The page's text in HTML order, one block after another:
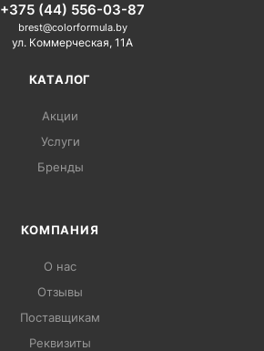
+375 (44) 556-03-87
brest@colorformula.by
ул. Коммерческая, 11А
КАТАЛОГ
Акции
Услуги
Бренды
КОМПАНИЯ
О нас
Отзывы
Поставщикам
Реквизиты